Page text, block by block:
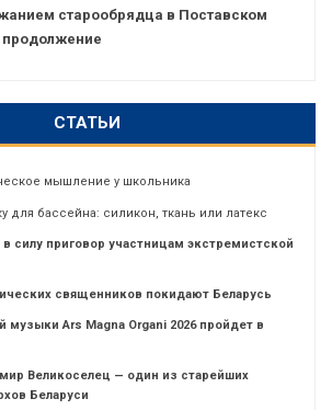
старообрядца в Поставском
продолжение
СТАТЬИ
мышление у школьника
для бассейна: силикон, ткань или латекс
в силу приговор участницам экстремистской
священников покидают Беларусь
музыки Ars Magna Organi 2026 пройдет в
Великоселец — один из старейших
Беларуси